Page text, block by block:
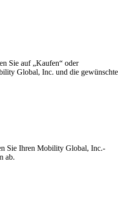
Sie auf „Kaufen“ oder
Global, Inc. und die gewünschte
Sie Ihren Mobility Global, Inc.-
ab.